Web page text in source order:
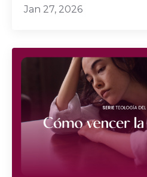
Jan 27, 2026